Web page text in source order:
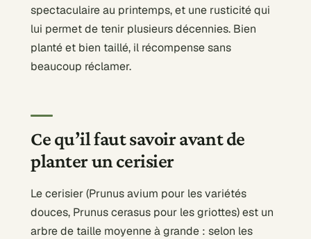
spectaculaire au printemps, et une rusticité qui
lui permet de tenir plusieurs décennies. Bien
planté et bien taillé, il récompense sans
beaucoup réclamer.
Ce qu’il faut savoir avant de
planter un cerisier
Le cerisier (Prunus avium pour les variétés
douces, Prunus cerasus pour les griottes) est un
arbre de taille moyenne à grande : selon les